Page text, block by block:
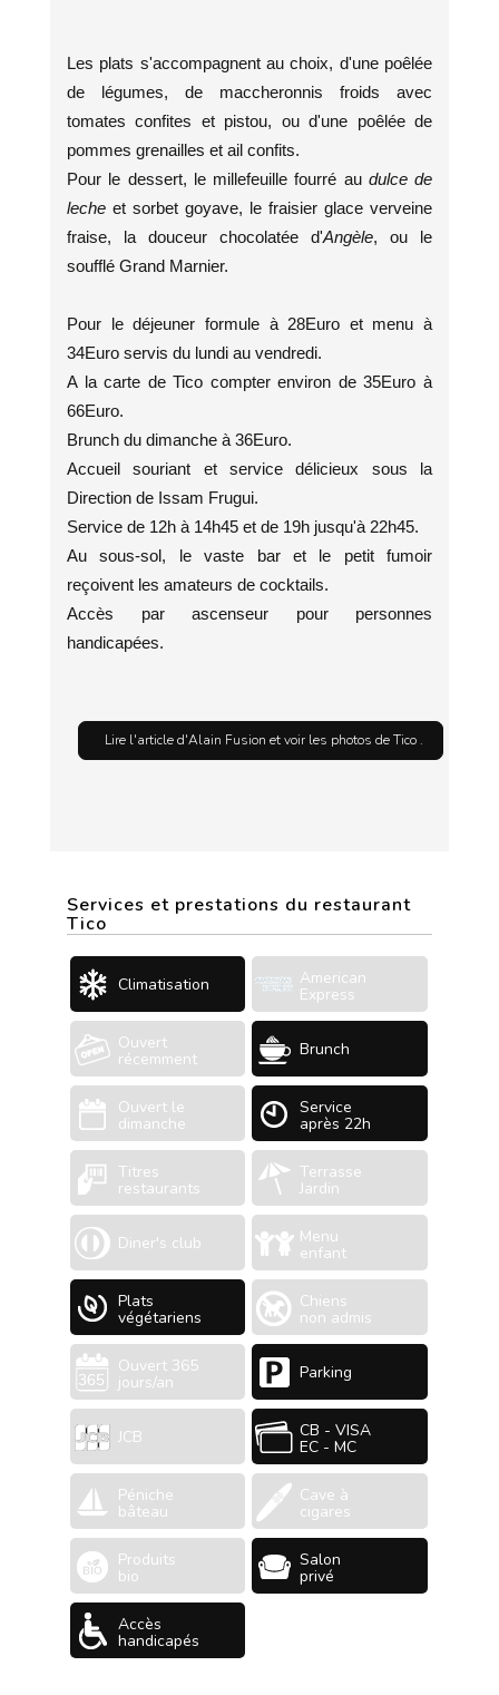
Les plats s'accompagnent au choix, d'une poêlée
de légumes, de maccheronnis froids avec
tomates confites et pistou, ou d'une poêlée de
pommes grenailles et ail confits.
Pour le dessert, le millefeuille fourré au dulce de
leche et sorbet goyave, le fraisier glace verveine
fraise, la douceur chocolatée d'Angèle, ou le
soufflé Grand Marnier.
Pour le déjeuner formule à 28Euro et menu à
34Euro servis du lundi au vendredi.
A la carte de Tico compter environ de 35Euro à
66Euro.
Brunch du dimanche à 36Euro.
Accueil souriant et service délicieux sous la
Direction de Issam Frugui.
Service de 12h à 14h45 et de 19h jusqu'à 22h45.
Au sous-sol, le vaste bar et le petit fumoir
reçoivent les amateurs de cocktails.
Accès par ascenseur pour personnes
handicapées.
Lire l'article d'Alain Fusion et voir les photos de Tico .
Services et prestations du restaurant
Tico
Climatisation American
Express
Ouvert
récemment Brunch
Ouvert le
dimanche
Service
après 22h
Titres
restaurants
Terrasse
Jardin
Diner's club Menu
enfant
Plats
végétariens
Chiens
non admis
Ouvert 365
jours/an Parking
JCB CB - VISA
EC - MC
Péniche
bâteau
Cave à
cigares
Produits
bio
Salon
privé
Accès
handicapés